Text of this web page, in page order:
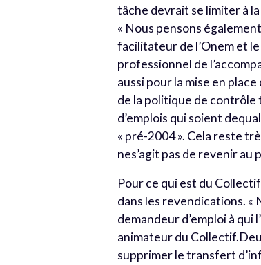
tâche devrait se limiter à
« Nous pensons
facilitateur de l’Onem et
professionnel de
aussi pour la mise en
de la politique de contrôle
d’emplois qui soient
« pré-2004 ». Cela reste
nes’agit pas de revenir au
Pour ce qui est du
dans les revendications. «
demandeur d’emploi à qui
animateur du
supprimer le transfert